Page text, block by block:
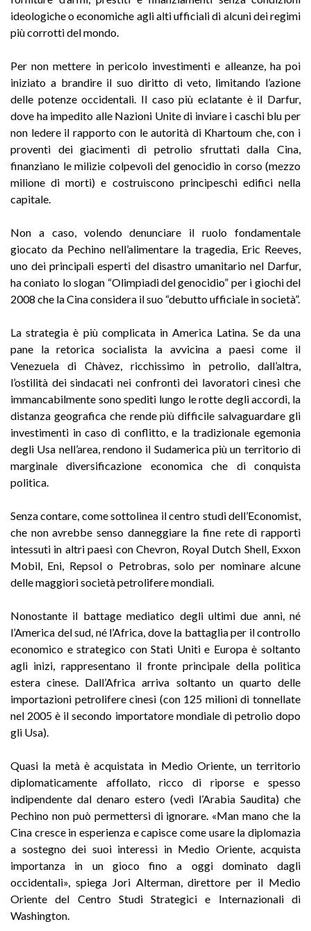
ideologiche o economiche agli alti ufficiali di alcuni dei regimi
più corrotti del mondo.
Per non mettere in pericolo investimenti e alleanze, ha poi
iniziato a brandire il suo diritto di veto, limitando l’azione
delle potenze occidentali. Il caso più eclatante è il Darfur,
dove ha impedito alle Nazioni Unite di inviare i caschi blu per
non ledere il rapporto con le autorità di Khartoum che, con i
proventi dei giacimenti di petrolio sfruttati dalla Cina,
finanziano le milizie colpevoli del genocidio in corso (mezzo
milione di morti) e costruiscono principeschi edifici nella
capitale.
Non a caso, volendo denunciare il ruolo fondamentale
giocato da Pechino nell’alimentare la tragedia, Eric Reeves,
uno dei principali esperti del disastro umanitario nel Darfur,
ha coniato lo slogan “Olimpiadi del genocidio” per i giochi del
2008 che la Cina considera il suo “debutto ufficiale in società”.
La strategia è più complicata in America Latina. Se da una
pane la retorica socialista la avvicina a paesi come il
Venezuela di Chàvez, ricchissimo in petrolio, dall’altra,
l’ostilità dei sindacati nei confronti dei lavoratori cinesi che
immancabilmente sono spediti lungo le rotte degli accordi, la
distanza geografica che rende più difficile salvaguardare gli
investimenti in caso di conflitto, e la tradizionale egemonia
degli Usa nell’area, rendono il Sudamerica più un territorio di
marginale diversificazione economica che di conquista
politica.
Senza contare, come sottolinea il centro studi dell’Economist,
che non avrebbe senso danneggiare la fine rete di rapporti
intessuti in altri paesi con Chevron, Royal Dutch Shell, Exxon
Mobil, Eni, Repsol o Petrobras, solo per nominare alcune
delle maggiori società petrolifere mondiali.
Nonostante il battage mediatico degli ultimi due anni, né
l’America del sud, né l’Africa, dove la battaglia per il controllo
economico e strategico con Stati Uniti e Europa è soltanto
agli inizi, rappresentano il fronte principale della politica
estera cinese. Dall’Africa arriva soltanto un quarto delle
importazioni petrolifere cinesi (con 125 milioni di tonnellate
nel 2005 è il secondo importatore mondiale di petrolio dopo
gli Usa).
Quasi la metà è acquistata in Medio Oriente, un territorio
diplomaticamente affollato, ricco di riporse e spesso
indipendente dal denaro estero (vedi l’Arabia Saudita) che
Pechino non può permettersi di ignorare. «Man mano che la
Cina cresce in esperienza e capisce come usare la diplomazia
a sostegno dei suoi interessi in Medio Oriente, acquista
importanza in un gioco fino a oggi dominato dagli
occidentali», spiega Jori Alterman, direttore per il Medio
Oriente del Centro Studi Strategici e Internazionali di
Washington.